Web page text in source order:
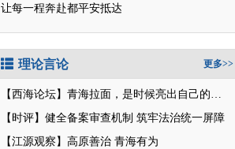
让每一程奔赴都平安抵达
理论言论 更多>>
【西海论坛】青海拉面，是时候亮出自己的招牌了
【时评】健全备案审查机制 筑牢法治统一屏障
【江源观察】高原善治 青海有为